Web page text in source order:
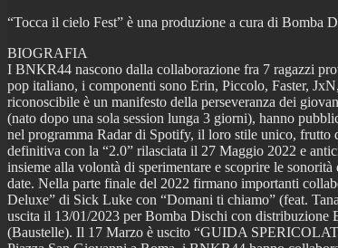
“Tocca il cielo Fest” è una produzione a cura di Bomba
BIOGRAFIA
I BNKR44 nascono dalla collaborazione fra 7 ragazzi
pop italiano, i componenti sono Erin, Piccolo, Faster,
riconoscibile è un manifesto della perseveranza dei
(nato dopo una sola session lunga 3 giorni), hanno
nel programma Radar di Spotify, il loro stile unico,
definitiva con la “2.0” rilasciata il 27 Maggio 2022 e
insieme alla volontà di sperimentare e scoprire le
date. Nella parte finale del 2022 firmano importanti
Deluxe” di Sick Luke con “Domani ti chiamo” (feat.
uscita il 13/01/2023 per Bomba Dischi con distribuzione
(Baustelle). Il 17 Marzo è uscito “GUIDA